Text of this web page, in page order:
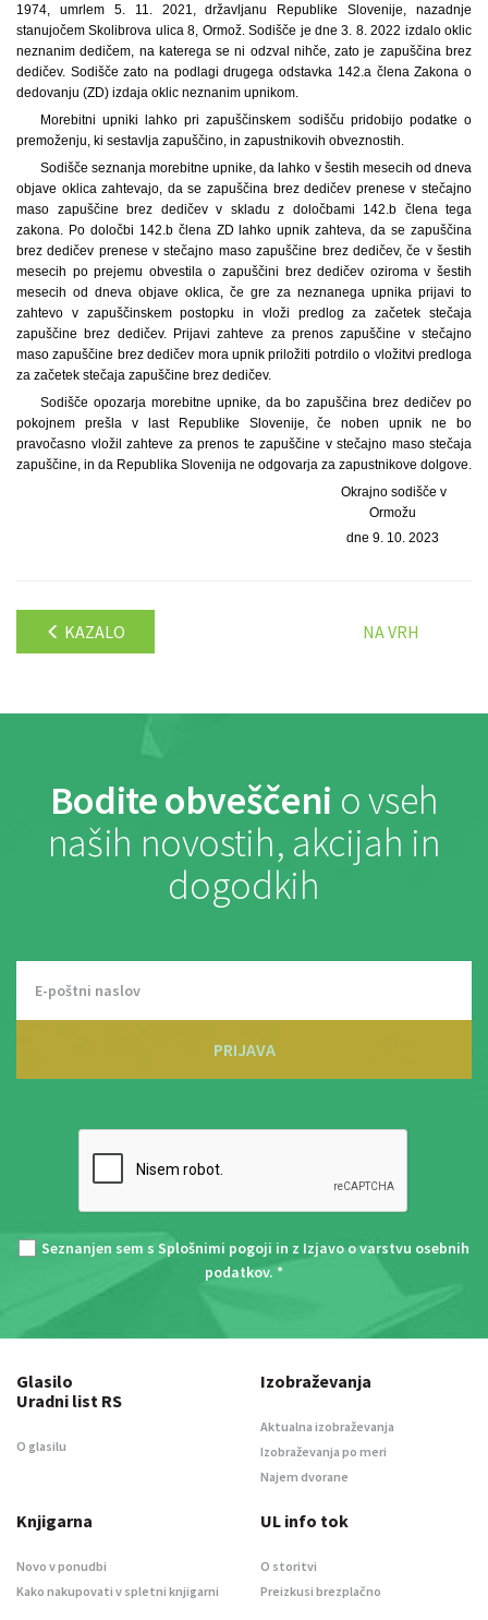
1974, umrlem 5. 11. 2021, državljanu Republike Slovenije, nazadnje
stanujočem Skolibrova ulica 8, Ormož. Sodišče je dne 3. 8. 2022 izdalo oklic
neznanim dedičem, na katerega se ni odzval nihče, zato je zapuščina brez
dedičev. Sodišče zato na podlagi drugega odstavka 142.a člena Zakona o
dedovanju (ZD) izdaja oklic neznanim upnikom.
Morebitni upniki lahko pri zapuščinskem sodišču pridobijo podatke o
premoženju, ki sestavlja zapuščino, in zapustnikovih obveznostih.
Sodišče seznanja morebitne upnike, da lahko v šestih mesecih od dneva
objave oklica zahtevajo, da se zapuščina brez dedičev prenese v stečajno
maso zapuščine brez dedičev v skladu z določbami 142.b člena tega
zakona. Po določbi 142.b člena ZD lahko upnik zahteva, da se zapuščina
brez dedičev prenese v stečajno maso zapuščine brez dedičev, če v šestih
mesecih po prejemu obvestila o zapuščini brez dedičev oziroma v šestih
mesecih od dneva objave oklica, če gre za neznanega upnika prijavi to
zahtevo v zapuščinskem postopku in vloži predlog za začetek stečaja
zapuščine brez dedičev. Prijavi zahteve za prenos zapuščine v stečajno
maso zapuščine brez dedičev mora upnik priložiti potrdilo o vložitvi predloga
za začetek stečaja zapuščine brez dedičev.
Sodišče opozarja morebitne upnike, da bo zapuščina brez dedičev po
pokojnem prešla v last Republike Slovenije, če noben upnik ne bo
pravočasno vložil zahteve za prenos te zapuščine v stečajno maso stečaja
zapuščine, in da Republika Slovenija ne odgovarja za zapustnikove dolgove.
Okrajno sodišče v
Ormožu
dne 9. 10. 2023
KAZALO NA VRH
Bodite obveščeni o vseh
naših novostih, akcijah in
dogodkih
PRIJAVA
Seznanjen sem s Splošnimi pogoji in z Izjavo o varstvu osebnih
podatkov. *
Glasilo
Uradni list RS
O glasilu
Izobraževanja
Aktualna izobraževanja
Izobraževanja po meri
Najem dvorane
Knjigarna
Novo v ponudbi
Kako nakupovati v spletni knjigarni
UL info tok
O storitvi
Preizkusi brezplačno